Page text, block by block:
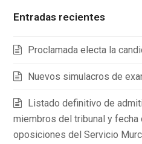
Entradas recientes
Proclamada electa la
Nuevos simulacros de
Listado definitivo de
miembros del tribunal y fecha
oposiciones del Servicio